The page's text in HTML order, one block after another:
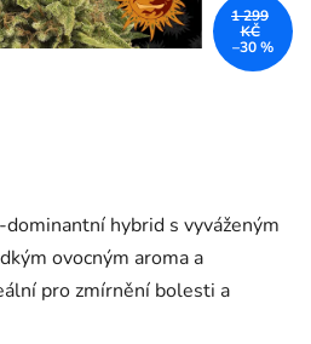
hybrid s vyváženým
ovocným aroma a
pro zmírnění bolesti a
1 299
KČ
–30 %